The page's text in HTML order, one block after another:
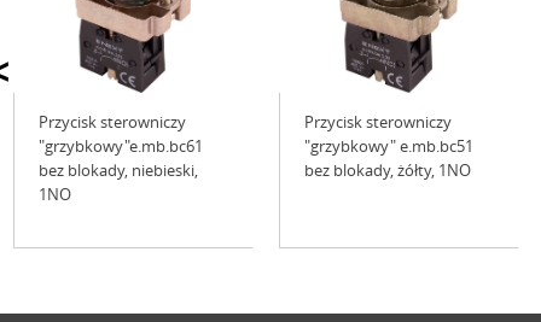
Przycisk sterowniczy
"grzybkowy"e.mb.bc61
bez blokady, niebieski,
1NO
Przycisk sterowniczy
"grzybkowy" e.mb.bc51
bez blokady, żółty, 1NO